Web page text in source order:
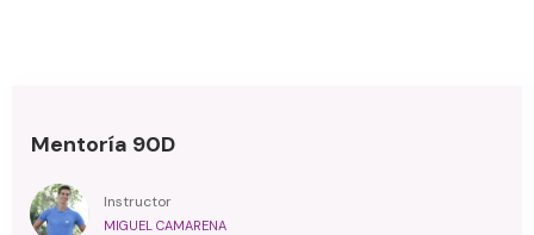
Mentoría 90D
Instructor
MIGUEL CAMARENA